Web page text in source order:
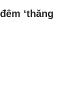
‘thăng